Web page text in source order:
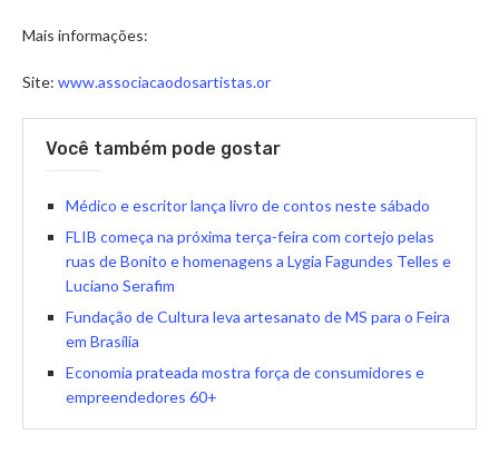
Mais informações:
Site: www.associacaodosartistas.or
Você também pode gostar
Médico e escritor lança livro de contos neste sábado
FLIB começa na próxima terça-feira com cortejo pelas
ruas de Bonito e homenagens a Lygia Fagundes Telles e
Luciano Serafim
Fundação de Cultura leva artesanato de MS para o Feira
em Brasília
Economia prateada mostra força de consumidores e
empreendedores 60+